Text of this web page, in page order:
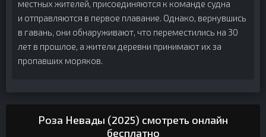
местных жителей, присоединяются к команде судна
и отправляются в первое плавание. Однако, вернувшись
в гавань, они обнаруживают, что переместились на 30
лет в прошлое, а жители деревни принимают их за
пропавших моряков.
Роза Невады (2025) смотреть онлайн
бесплатно